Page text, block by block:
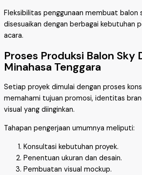
Fleksibilitas penggunaan membuat balon
disesuaikan dengan berbagai kebutuhan
acara.
Proses Produksi Balon Sky
Minahasa Tenggara
Setiap proyek dimulai dengan proses
memahami tujuan promosi, identitas
visual yang diinginkan.
Tahapan pengerjaan umumnya meliputi:
Konsultasi kebutuhan proyek.
Penentuan ukuran dan desain.
Pembuatan visual mockup.